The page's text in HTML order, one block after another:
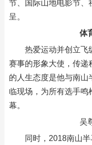
节、国际山地电影节、
呈。
体
热爱运动并创立飞
赛事的形象大使，传递
的人生态度是他与南山
临现场，为所有选手鸣
幕。
吴
同时，2018南山